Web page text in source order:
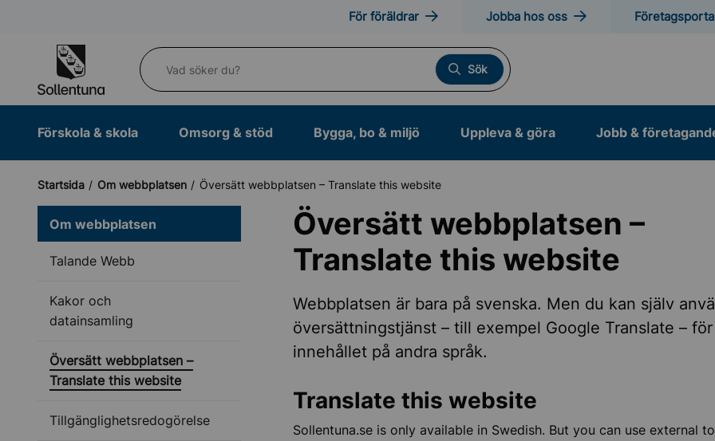
För föräldrar Jobba hos oss
Vad söker du?
Sök
Förskola & skola Omsorg & stöd Bygga, bo & miljö Uppleva & göra Jobb &
Startsida Om webbplatsen Översätt webbplatsen – Translate this website
Om webbplatsen
Talande Webb
Kakor och
datainsamling
Översätt webbplatsen –
Translate this website
Tillgänglighetsredogörelse
Översätt webbplatsen –
Translate this website
Webbplatsen är bara på svenska. Men du kan själv
översättningstjänst – till exempel Google Translate –
innehållet på andra språk.
Translate this website
Sollentuna.se is only available in Swedish. But you can use external